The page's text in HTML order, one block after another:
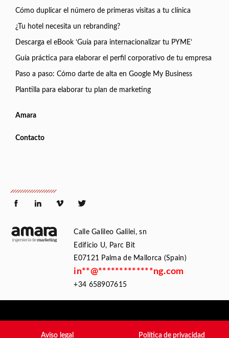
Cómo duplicar el número de primeras visitas a tu clínica
¿Tu hotel necesita un rebranding?
Descarga el eBook ‘Guía para internacionalizar tu PYME’
Guía práctica para elaborar el perfil corporativo de tu empresa
Paso a paso: Cómo darte de alta en Google My Business
Plantilla para elaborar tu plan de marketing
Amara
Contacto
Calle Galileo Galilei, sn
Edificio U, Parc Bit
E07121 Palma de Mallorca (Spain)
in**@*************ng.com
+34 658907615
Aviso legal Política de privacidad